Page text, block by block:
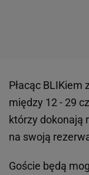
Płacąc BLIKiem
między 12 - 29
którzy dokonają
na swoją
Goście będą